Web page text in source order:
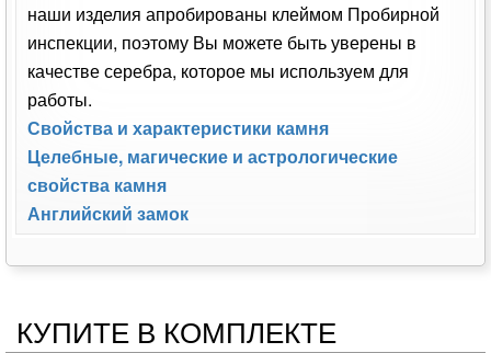
наши изделия апробированы клеймом Пробирной
инспекции, поэтому Вы можете быть уверены в
качестве серебра, которое мы используем для
работы.
Свойства и характеристики камня
Целебные, магические и астрологические
свойства камня
Английский замок
КУПИТЕ В КОМПЛЕКТЕ